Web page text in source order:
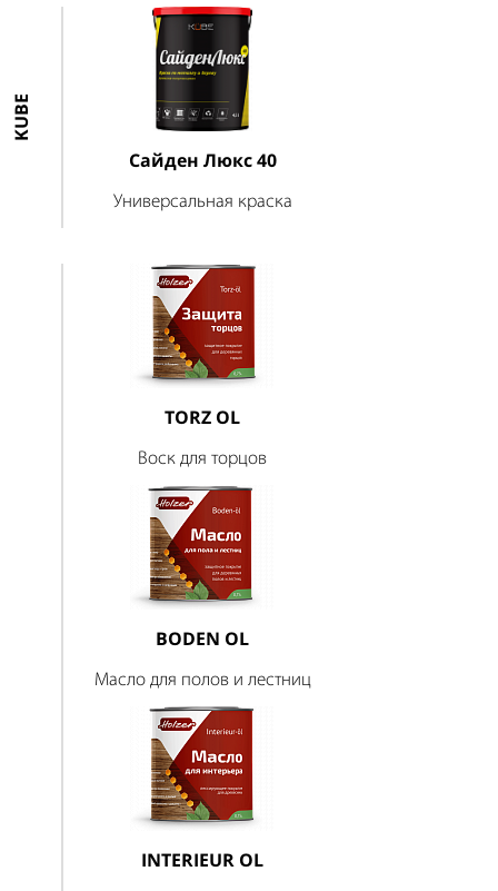
KUBE
Сайден Люкс 40
Универсальная краска
TORZ OL
Воск для торцов
BODEN OL
Масло для полов и лестниц
INTERIEUR OL